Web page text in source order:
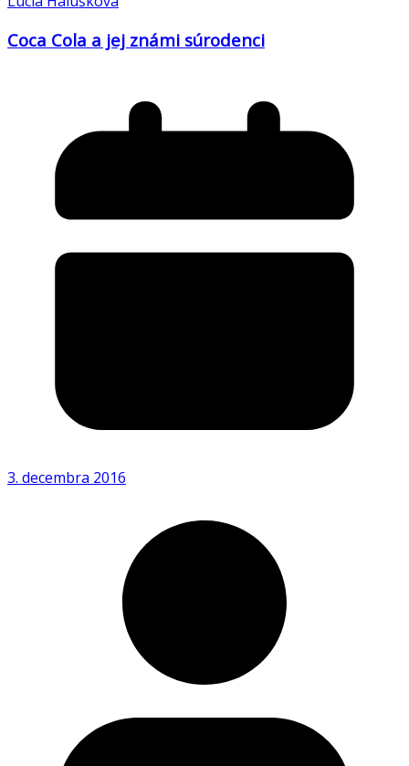
Coca Cola a jej známi súrodenci
3. decembra 2016